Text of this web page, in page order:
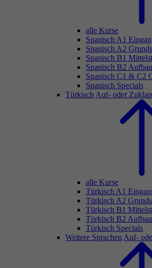
alle Kurse
Spanisch A1
Spanisch A2
Spanisch B1
Spanisch B2
Spanisch C1 & C2
Spanisch Specials
Türkisch Auf- oder
alle Kurse
Türkisch A1
Türkisch A2
Türkisch B1
Türkisch B2
Türkisch Specials
Weitere Sprachen Auf-